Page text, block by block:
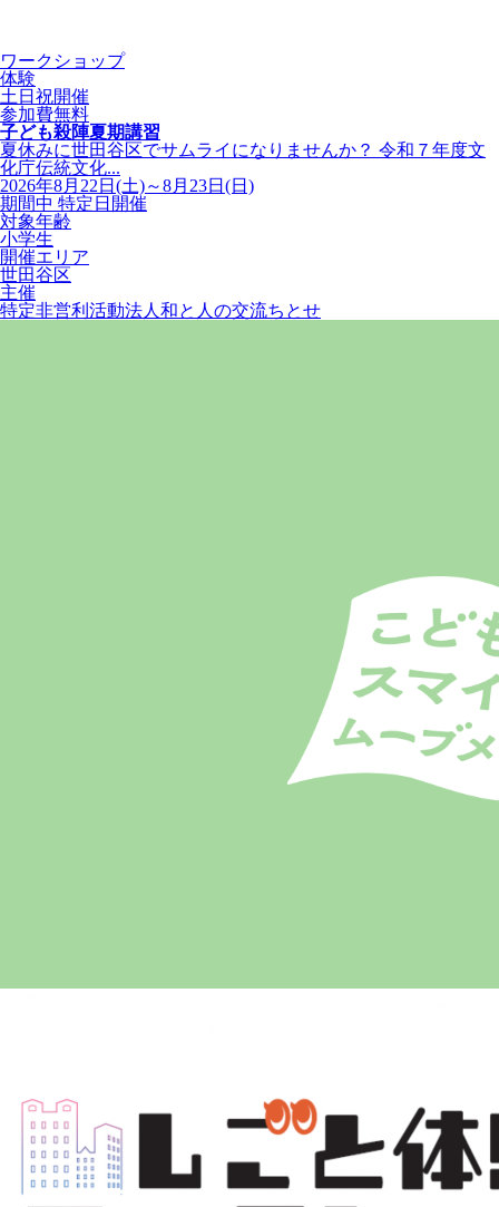
ワークショップ
体験
土日祝開催
参加費無料
子ども殺陣夏期講習
夏休みに世田谷区でサムライになりませんか？ 令和７年度文
化庁伝統文化...
2026年8月22日(土)～8月23日(日)
期間中 特定日開催
対象年齢
小学生
開催エリア
世田谷区
主催
特定非営利活動法人和と人の交流ちとせ